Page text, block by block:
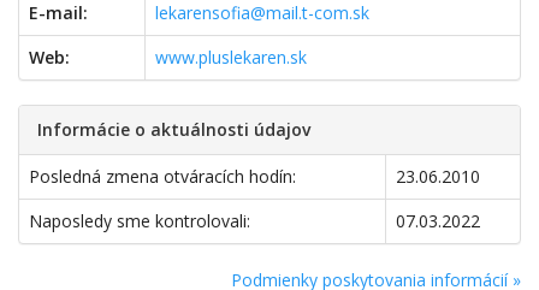
E-mail:
lekarensofia@mail.t-com.sk
Web:
www.pluslekaren.sk
Informácie o aktuálnosti údajov
Posledná zmena otváracích hodín:
23.06.2010
Naposledy sme kontrolovali:
07.03.2022
Podmienky poskytovania informácií »